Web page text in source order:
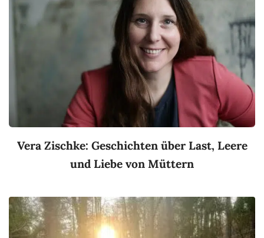
Vera Zischke: Geschichten über Last, Leere
und Liebe von Müttern